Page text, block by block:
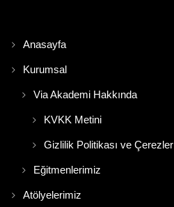
Anasayfa
Kurumsal
Via Akademi Hakkında
KVKK Metini
Gizlilik Politikası ve Çerezler
Eğitmenlerimiz
Atölyelerimiz